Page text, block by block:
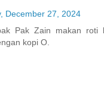
December 27, 2024
Pak Zain makan roti
kopi O.